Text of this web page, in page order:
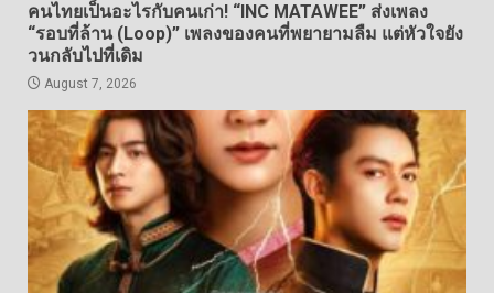
คนไทยเป็นอะไรกับคนเก่า! “INC MATAWEE” ส่งเพลง
“รอบที่ล้าน (Loop)” เพลงของคนที่พยายามลืม แต่หัวใจยัง
วนกลับไปที่เดิม
August 7, 2026